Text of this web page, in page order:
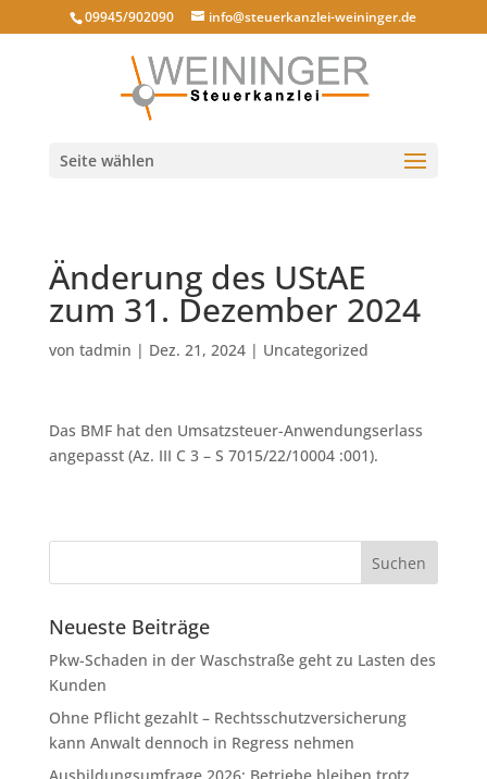
09945/902090 info@steuerkanzlei-weininger.de
Seite wählen
Änderung des UStAE
zum 31. Dezember 2024
von tadmin | Dez. 21, 2024| Uncategorized
Das BMF hat den Umsatzsteuer-Anwendungserlass
angepasst (Az. III C 3 – S 7015/22/10004 :001).
Neueste Beiträge
Pkw-Schaden in der Waschstraße geht zu Lasten des
Kunden
Ohne Pflicht gezahlt – Rechtsschutzversicherung
kann Anwalt dennoch in Regress nehmen